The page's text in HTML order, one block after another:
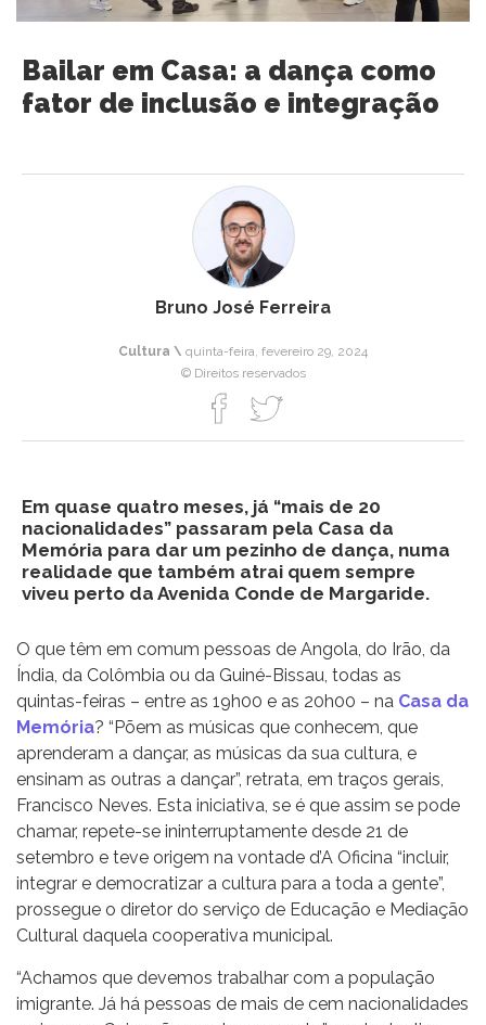
Bailar em Casa: a dança como
fator de inclusão e integração
Bruno José Ferreira
Cultura \ quinta-feira, fevereiro 29, 2024
© Direitos reservados
Em quase quatro meses, já “mais de 20
nacionalidades” passaram pela Casa da
Memória para dar um pezinho de dança, numa
realidade que também atrai quem sempre
viveu perto da Avenida Conde de Margaride.
O que têm em comum pessoas de Angola, do Irão, da
Índia, da Colômbia ou da Guiné-Bissau, todas as
quintas-feiras – entre as 19h00 e as 20h00 – na Casa da
Memória? “Põem as músicas que conhecem, que
aprenderam a dançar, as músicas da sua cultura, e
ensinam as outras a dançar”, retrata, em traços gerais,
Francisco Neves. Esta iniciativa, se é que assim se pode
chamar, repete-se ininterruptamente desde 21 de
setembro e teve origem na vontade d’A Oficina “incluir,
integrar e democratizar a cultura para a toda a gente”,
prossegue o diretor do serviço de Educação e Mediação
Cultural daquela cooperativa municipal.
“Achamos que devemos trabalhar com a população
imigrante. Já há pessoas de mais de cem nacionalidades